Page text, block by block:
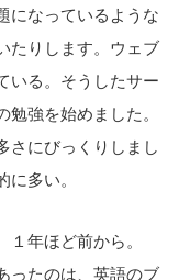
になっているような
たりします。ウェブ
いる。そうしたサー
強を始めました。
さにびっくりしまし
多い。
年ほど前から。
ったのは、英語のブ